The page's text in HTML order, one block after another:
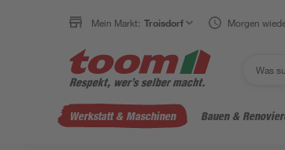
Mein Markt: Troisdorf Morgen
Werkstatt & Maschinen Bauen &